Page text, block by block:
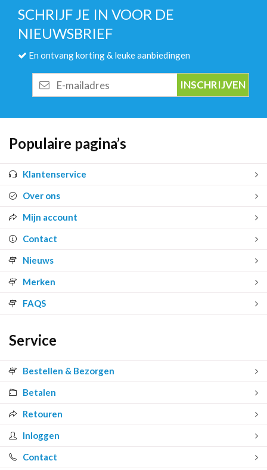
SCHRIJF JE IN VOOR DE
NIEUWSBRIEF
En ontvang korting & leuke aanbiedingen
mailadres
Populaire pagina’s
Klantenservice
Over ons
Mijn account
Contact
Nieuws
Merken
FAQS
Service
Bestellen & Bezorgen
Betalen
Retouren
Inloggen
Contact